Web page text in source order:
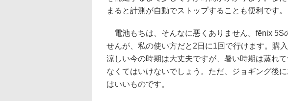
まると計測が自動でストップすることも便利です。
電池もちは、そんなに悪くありません。fēnix 5S
せんが、私の使い方だと2日に1回で行けます。購
涼しい今の時期は大丈夫ですが、暑い時期は蒸れ
なくてはいけないでしょう。ただ、ジョギング後
はいいものです。